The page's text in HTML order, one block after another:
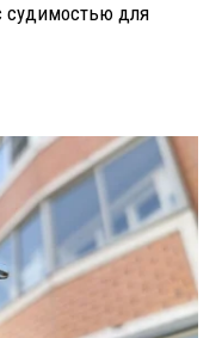
судимостью для